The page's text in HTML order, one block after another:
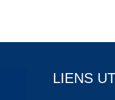
LIENS